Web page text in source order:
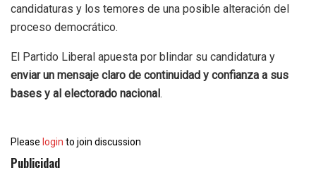
candidaturas y los temores de una posible alteración del
proceso democrático.
El Partido Liberal apuesta por blindar su candidatura y
enviar un mensaje claro de continuidad y confianza a sus
bases y al electorado nacional.
Pleaseloginto join discussion
Publicidad